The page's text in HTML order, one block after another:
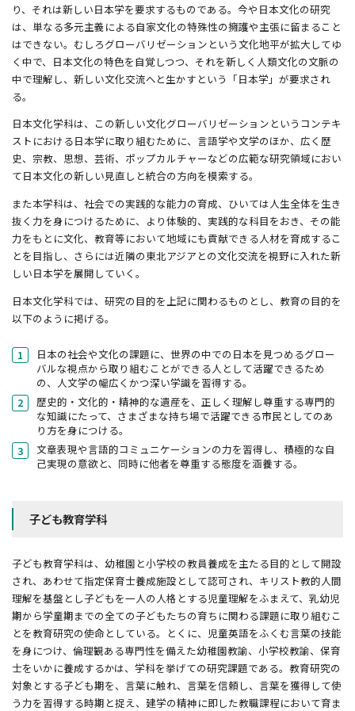
り、それは新しい日本学を要求するものである。今や日本文化の研究
は、単なる多元主義による自家文化の特殊性の擁護や主張に留まること
はできない。むしろグローバリゼーションという文化地平が拡大してゆ
く中で、日本文化の特色を自覚しつつ、それを新しく人類文化の文脈の
中で理解し、新しい文化交流へと生かすという「日本学」が要求され
る。
日本文化学科は、この新しい文化グローバリゼーションというコンテキ
ストにおける日本学に取り組むために、言語学や文学のほか、広く歴
史、宗教、思想、芸術、ポップカルチャーなどの広範な研究領域におい
て日本文化の新しい見直しと統合の方向を模索する。
また本学科は、社会での実践的な能力の育成、ひいては人生全体を生き
抜く力を身につけるために、より体験的、実践的な科目をおき、その能
力をもとに文化、教育等において地域にも貢献できる人材を育成するこ
とを目指し、さらには近隣の東北アジアとの文化交流を視野に入れた新
しい日本学を展開していく。
日本文化学科では、研究の目的を上記に関わるものとし、教育の目的を
以下のように掲げる。
日本の社会や文化の課題に、世界の中での日本を見つめるグロー
バルな視点から取り組むことができる人として活躍できるため
の、人文学の幅広くかつ深い学識を習得する。
歴史的・文化的・精神的な遺産を、正しく理解し尊重する専門的
な知識にたって、さまざまな持ち場で活躍できる市民としてのあ
り方を身につける。
文章表現や言語的コミュニケーションの力を習得し、積極的な自
己実現の意欲と、同時に他者を尊重する態度を涵養する。
子ども教育学科
子ども教育学科は、幼稚園と小学校の教員養成を主たる目的として開設
され、あわせて指定保育士養成施設として認可され、キリスト教的人間
理解を基盤とし子どもを一人の人格とする児童理解をふまえて、乳幼児
期から学童期までの全ての子どもたちの育ちに関わる課題に取り組むこ
とを教育研究の使命としている。とくに、児童英語をふくむ言葉の技能
を身につけ、倫理観ある専門性を備えた幼稚園教諭、小学校教諭、保育
士をいかに養成するかは、学科を挙げての研究課題である。教育研究の
対象とする子ども期を、言葉に触れ、言葉を信頼し、言葉を獲得して使
う力を習得する時期と捉え、建学の精神に即した教職課程において育ま